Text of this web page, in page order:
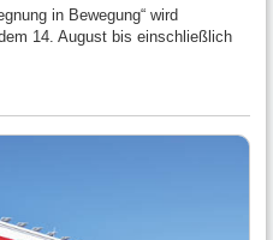
in Bewegung“ wird
14. August bis einschließlich